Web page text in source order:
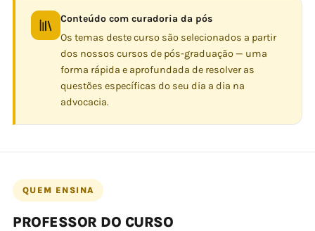
Conteúdo com curadoria da pós
Os temas deste curso são selecionados a partir
dos nossos cursos de pós-graduação — uma
forma rápida e aprofundada de resolver as
questões específicas do seu dia a dia na
advocacia.
QUEM ENSINA
PROFESSOR DO CURSO